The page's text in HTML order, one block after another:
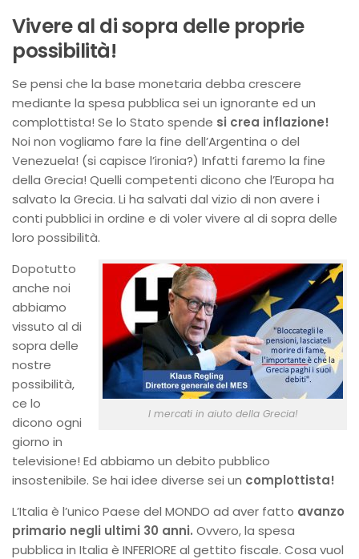
Vivere al di sopra delle proprie
possibilità!
Se pensi che la base monetaria debba crescere
mediante la spesa pubblica sei un ignorante ed un
complottista! Se lo Stato spende si crea inflazione!
Noi non vogliamo fare la fine dell’Argentina o del
Venezuela! (si capisce l’ironia?) Infatti faremo la fine
della Grecia! Quelli competenti dicono che l’Europa ha
salvato la Grecia. Li ha salvati dal vizio di non avere i
conti pubblici in ordine e di voler vivere al di sopra delle
loro possibilità.
I mercati in aiuto della Grecia!
Dopotutto
anche noi
abbiamo
vissuto al di
sopra delle
nostre
possibilità,
ce lo
dicono ogni
giorno in
televisione! Ed abbiamo un debito pubblico
insostenibile. Se hai idee diverse sei un complottista!
L’Italia è l’unico Paese del MONDO ad aver fatto avanzo
primario negli ultimi 30 anni. Ovvero, la spesa
pubblica in Italia è INFERIORE al gettito fiscale. Cosa vuol